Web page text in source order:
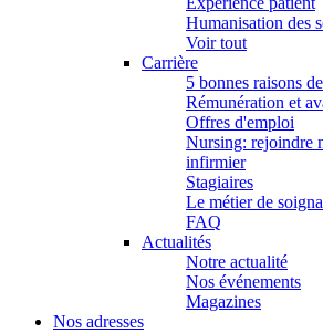
Humanisation des
Voir tout
Carrière
5 bonnes raisons
Rémunération et
Offres d'emploi
Nursing: rejoindre
infirmier
Stagiaires
Le métier de
FAQ
Actualités
Notre actualité
Nos événements
Magazines
Nos adresses